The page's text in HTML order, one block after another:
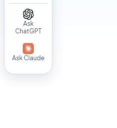
Ask
ChatGPT
Ask Claude